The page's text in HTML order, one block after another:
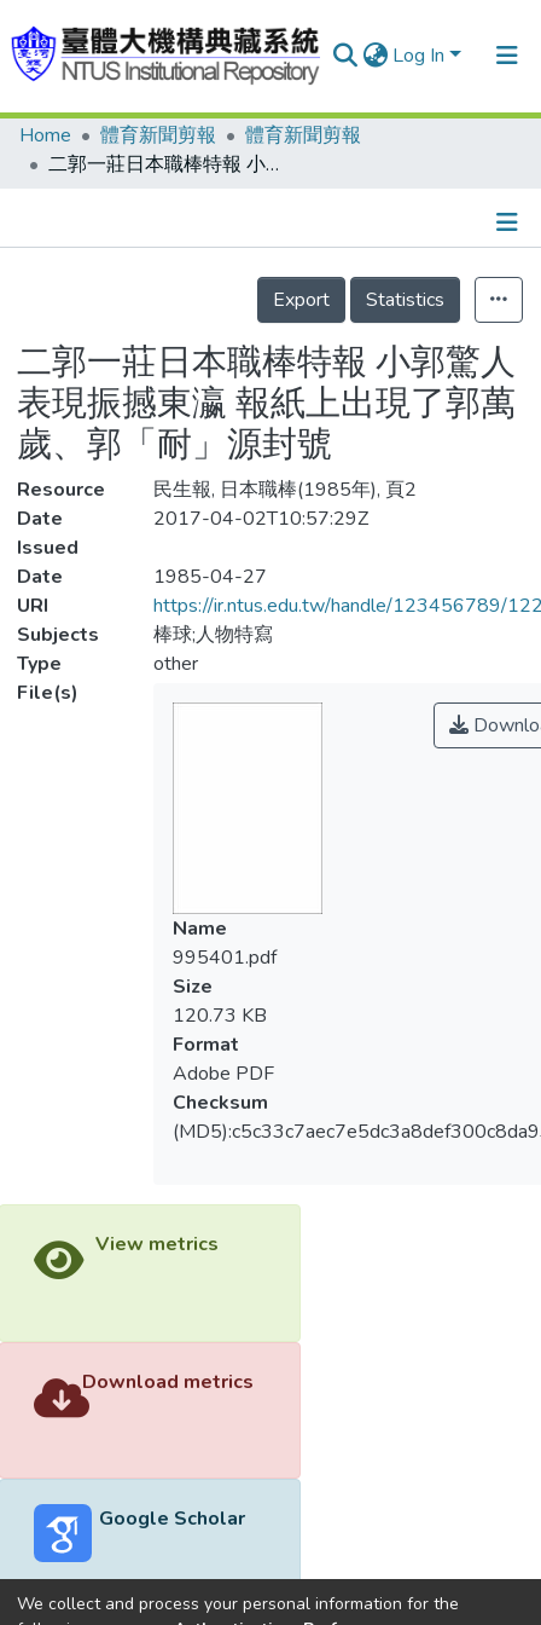
Log In
Communities & Collections
Statistics
Home 體育新聞剪報
體育新聞剪報
二郭一莊日本職棒特報 小郭驚人表現振撼東瀛 報紙上出現了郭萬歲、郭「耐」源封號
Details
Export
Statistics
二郭一莊日本職棒特報 小郭驚人
表現振撼東瀛 報紙上出現了郭萬
歲、郭「耐」源封號
Resource
民生報, 日本職棒(1985年), 頁2
Date
Issued
2017-04-02T10:57:29Z
Date
1985-04-27
URI
https://ir.ntus.edu.tw/handle/123456789/
Subjects
棒球;人物特寫
Type
other
File(s)
Name
995401.pdf
Size
120.73 KB
Format
Adobe PDF
Checksum
View metrics
Download metrics
Google Scholar
We collect and process your personal information for the